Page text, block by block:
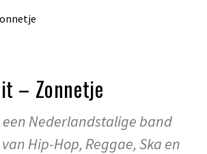
– Zonnetje
een Nederlandstalige band
Hip-Hop, Reggae, Ska en